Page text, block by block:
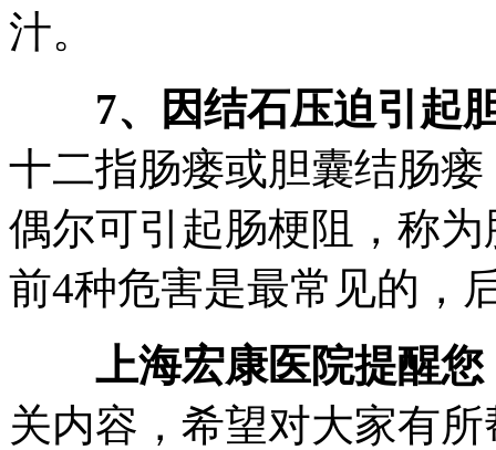
汁。
7、因结石压迫引起
十二指肠瘘或胆囊结肠
偶尔可引起肠梗阻，称
前4种危害是最常见的，
上海宏康医院提醒您
关内容，希望对大家有